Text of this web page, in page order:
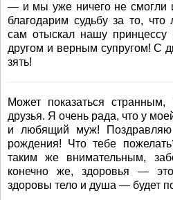
— и мы уже ничего не смогли
благодарим судьбу за то,
сам отыскал нашу
другом и верным супругом! С
зять!
Может показаться
друзья. Я очень рада, что у
и любящий муж!
рождения! Что тебе
таким же внимательным,
конечно же, здоровья —
здоровы тело и душа — будет